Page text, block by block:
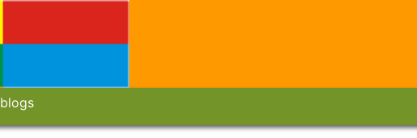
blogs